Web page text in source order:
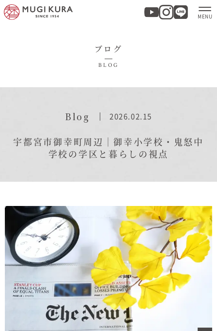
商品紹介
むぎくらについて
ニュース ブログ
イベント
オーナー様Q&A
ブログ
BLOG
Blog 2026.02.15
宇都宮市御幸町周辺｜御幸小学校・鬼怒中
学校の学区と暮らしの視点